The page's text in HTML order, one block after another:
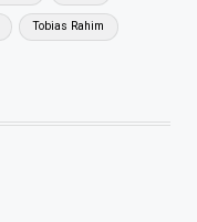
Tobias Rahim